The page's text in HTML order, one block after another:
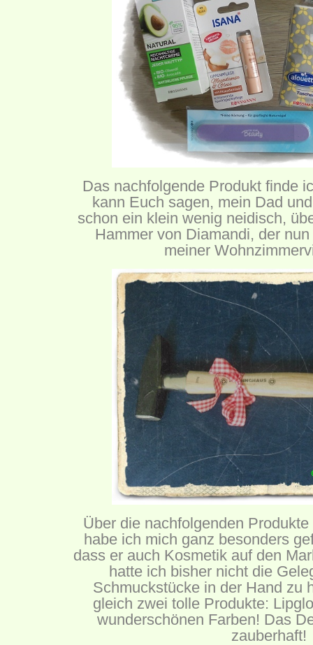
Das nachfolgende Produkt finde
kann Euch sagen, mein Dad
schon ein klein wenig neidisch,
Hammer von Diamandi, der
meiner
Über die nachfolgenden
habe ich mich ganz besonders
dass er auch Kosmetik auf den
hatte ich bisher nicht die
Schmuckstücke in der Hand zu
gleich zwei tolle Produkte:
wunderschönen Farben! Das
zauberhaft!